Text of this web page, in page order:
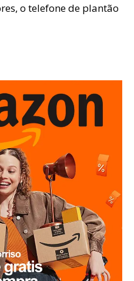
o telefone de plantão